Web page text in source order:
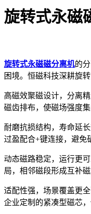
旋转式永磁
旋转式永磁磁分离机的分
困境。恒磁科技深耕旋
高磁效聚磁设计，分离
磁齿排布，使磁场强度
耐磨抗损结构，寿命延
过盈配合+键连接，避免
动态磁路稳定，运行更
局，相邻磁段形成互补
适配性强，场景覆盖更
企业定制的紧凑型磁芯